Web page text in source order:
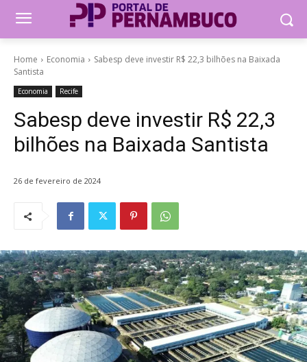
Home Economia
Sabesp deve investir R$ 22,3 bilhões na Baixada
Santista
Economia Recife
Sabesp deve investir R$ 22,3
bilhões na Baixada Santista
26 de fevereiro de 2024